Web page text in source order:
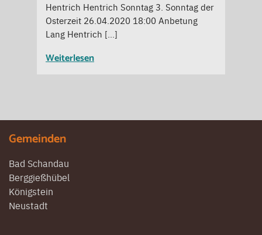
Hentrich Hentrich Sonntag 3. Sonntag der
Osterzeit 26.04.2020 18:00 Anbetung
Lang Hentrich […]
Weiterlesen
Gemeinden
Bad Schandau
Berggießhübel
Königstein
Neustadt